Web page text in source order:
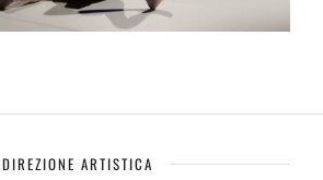
DIREZIONE ARTISTICA